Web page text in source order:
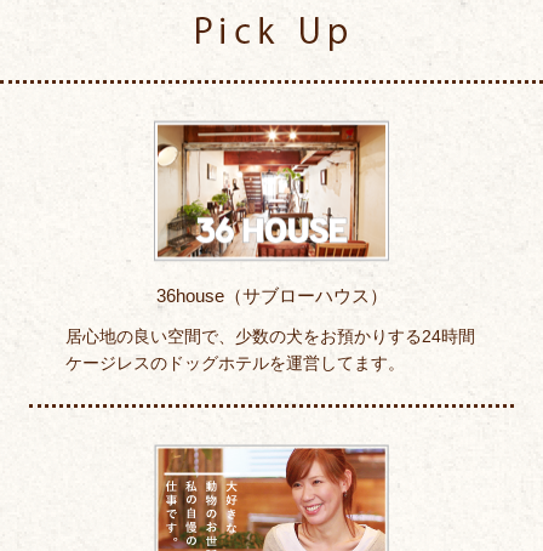
36house（サブローハウス）
居心地の良い空間で、少数の犬をお預かりする24時間
ケージレスのドッグホテルを運営してます。